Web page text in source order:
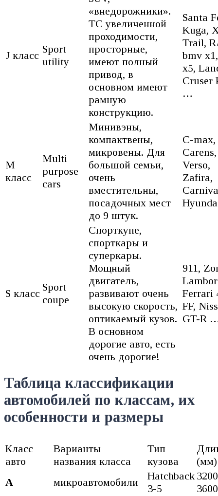
J класс
Sport
utility
«внедорожники».
ТС увеличенной
проходимости,
просторные,
имеют полный
привод, в
основном имеют
рамную
конструкцию.
Santa
Kuga,
Trail,
bmv
x5,
Cruser
…
M
класс
Multi
purpose
cars
Минивэны,
компактвены,
микровены. Для
большой семьи,
очень
вместительны,
посадочных мест
до 9 штук.
C-max,
Verso,
Zafira,
S класс
Sport
coupe
Спорткупе,
спорткары и
суперкары.
Мощный
двигатель,
развивают очень
высокую скорость,
оптикаемый кузов.
В основном
дорогие авто, есть
очень дорогие!
911,
Ferrari
FF,
GT-R
Таблица классификации
автомобилей по классам, их
особенности и размеры
Класс
авто
Варианты
названия класса
Тип
кузова
(мм)
А
микроавтомобили
Hatchback
3-5
3600